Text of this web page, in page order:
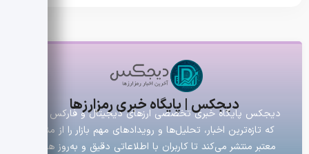
دیجکس | پایگاه خبری رمزارزها
دیجکس پایگاه خبری تخصصی ارزهای دیجیتال و فارکس است
که تازه‌ترین اخبار، تحلیل‌ها و رویدادهای مهم بازار را از منابع
معتبر منتشر می‌کند تا کاربران با اطلاعاتی دقیق و به‌روز همراه